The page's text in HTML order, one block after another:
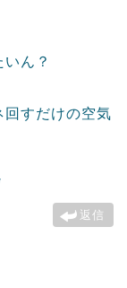
ん？
回すだけの空気
返信